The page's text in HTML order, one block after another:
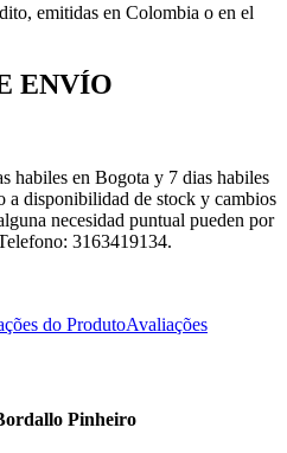
emitidas en Colombia o en el
ENVÍO
habiles en Bogota y 7 dias habiles
a disponibilidad de stock y cambios
necesidad puntual pueden por
3163419134.
do ProdutoAvaliações
Pinheiro